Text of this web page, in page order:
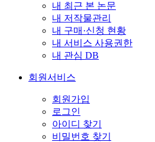
내 최근 본 논문
내 저작물관리
내 구매·신청 현황
내 서비스 사용권한
내 관심 DB
회원서비스
회원가입
로그인
아이디 찾기
비밀번호 찾기